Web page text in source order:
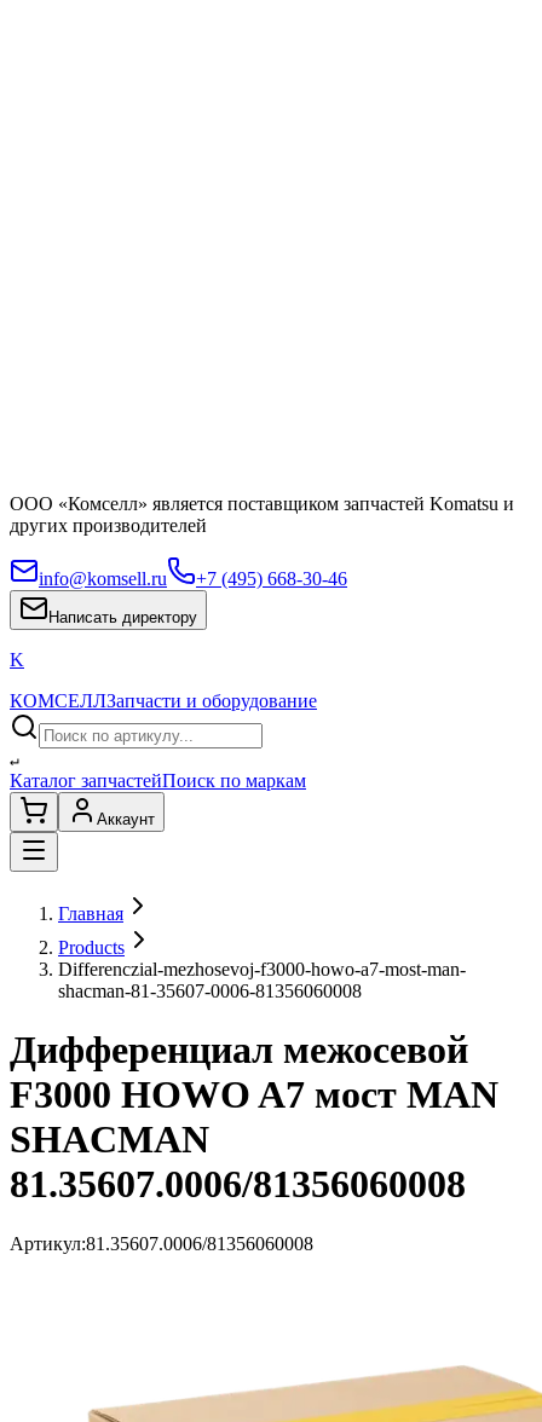
ООО «Комселл» является поставщиком запчастей Komatsu и
других производителей
info@komsell.ru +7 (495) 668-30-46
Написать директору
K
КОМСЕЛЛЗапчасти и оборудование
↵
Каталог запчастейПоиск по маркам
Аккаунт
Главная
Products
Differenczial-mezhosevoj-f3000-howo-a7-most-man-
shacman-81-35607-0006-81356060008
Дифференциал межосевой
F3000 HOWO A7 мост MAN
SHACMAN
81.35607.0006/81356060008
Артикул:81.35607.0006/81356060008